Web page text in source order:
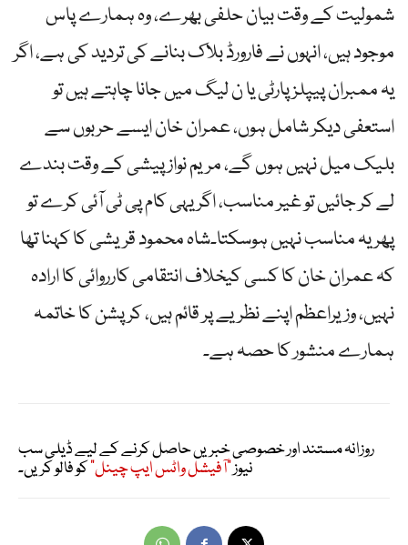
شمولیت کے وقت بیان حلفی بھرے، وہ ہمارے پاس
موجود ہیں، انہوں نے فارورڈ بلاک بنانے کی تردید کی ہے، اگر
یہ ممبران پیپلز پارٹی یا ن لیگ میں جانا چاہتے ہیں تو
استعفی دیکر شامل ہوں، عمران خان ایسے حربوں سے
بلیک میل نہیں ہوں گے، مریم نواز پیشی کے وقت بندے
لے کر جائیں تو غیر مناسب، اگر یہی کام پی ٹی آئی کرے تو
پھر یہ مناسب نہیں ہوسکتا۔شاہ محمود قریشی کا کہنا تھا
کہ عمران خان کا کسی کیخلاف انتقامی کارروائی کا ارادہ
نہیں، وزیراعظم اپنے نظریے پر قائم ہیں، کرپشن کا خاتمہ
ہمارے منشور کا حصہ ہے۔
روزانہ مستند اور خصوصی خبریں حاصل کرنے کے لیے ڈیلی سب
نیوز"آفیشل واٹس ایپ چینل"کو فالو کریں۔